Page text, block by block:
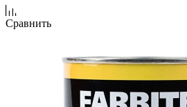
Сравнить